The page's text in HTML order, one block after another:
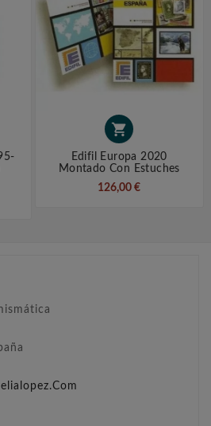

Edifil Europa 2020
Montado Con Estuches
126,00 €